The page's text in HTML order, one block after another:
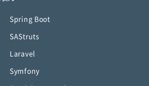
Spring Boot
SAStruts
Laravel
Symfony